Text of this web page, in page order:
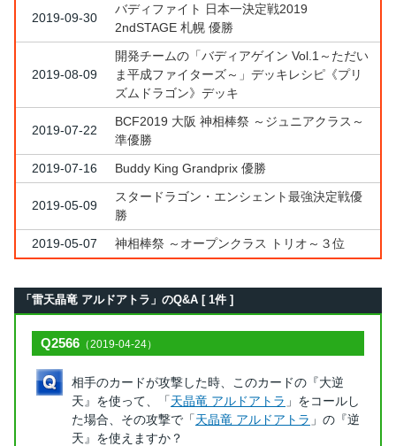
2019-09-30
バディファイト 日本一決定戦2019
2ndSTAGE 札幌 優勝
2019-08-09
開発チームの「バディアゲイン Vol.1～ただい
ま平成ファイターズ～」デッキレシピ《プリ
ズムドラゴン》デッキ
2019-07-22
BCF2019 大阪 神相棒祭 ～ジュニアクラス～
準優勝
2019-07-16
Buddy King Grandprix 優勝
2019-05-09
スタードラゴン・エンシェント最強決定戦優
勝
2019-05-07
神相棒祭 ～オープンクラス トリオ～３位
「雷天晶竜 アルドアトラ」のQ&A [ 1件 ]
Q2566 （2019-04-24）
相手のカードが攻撃した時、このカードの『大逆
天』を使って、「天晶竜 アルドアトラ 」をコールし
た場合、その攻撃で「天晶竜 アルドアトラ 」の『逆
天』を使えますか？